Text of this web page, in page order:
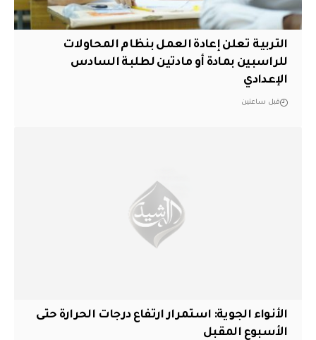
التربية تعلن إعادة العمل بنظام المحاولات
للراسبين بمادة أو مادتين لطلبة السادس
الإعدادي
قبل ساعتين
الأنواء الجوية: استمرار ارتفاع درجات الحرارة حتى
الأسبوع المقبل